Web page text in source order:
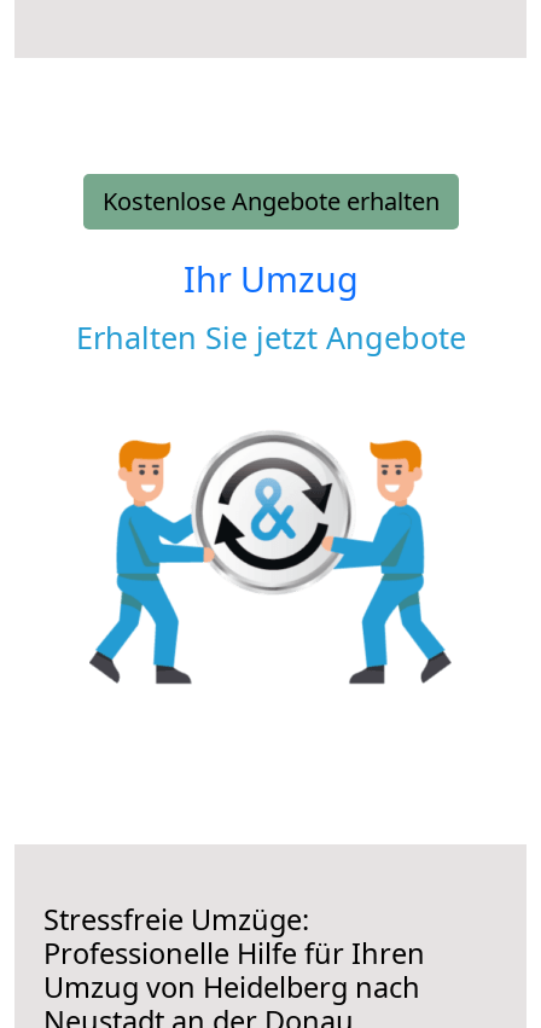
Kostenlose Angebote erhalten
Ihr Umzug
Erhalten Sie jetzt Angebote
Stressfreie Umzüge:
Professionelle Hilfe für Ihren
Umzug von Heidelberg nach